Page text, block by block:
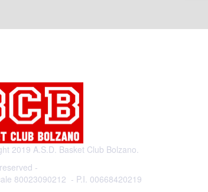
2019 A.S.D. Basket Club Bolzano.
-
80023090212 - P.I. 00668420219